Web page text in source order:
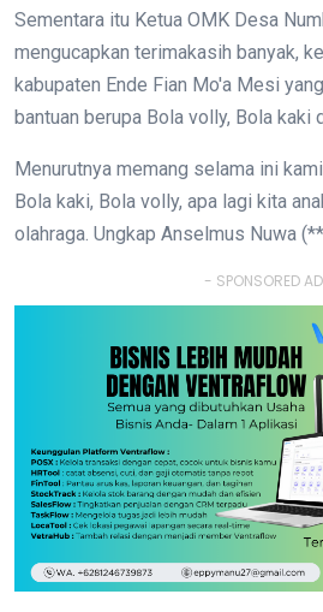
Sementara itu Ketua OMK Desa
mengucapkan terimakasih banyak,
kabupaten Ende Fian Mo'a Mesi
bantuan berupa Bola volly, Bola kaki
Menurutnya memang selama ini
Bola kaki, Bola volly, apa lagi kita
olahraga. Ungkap Anselmus Nuwa
- SPONSORED